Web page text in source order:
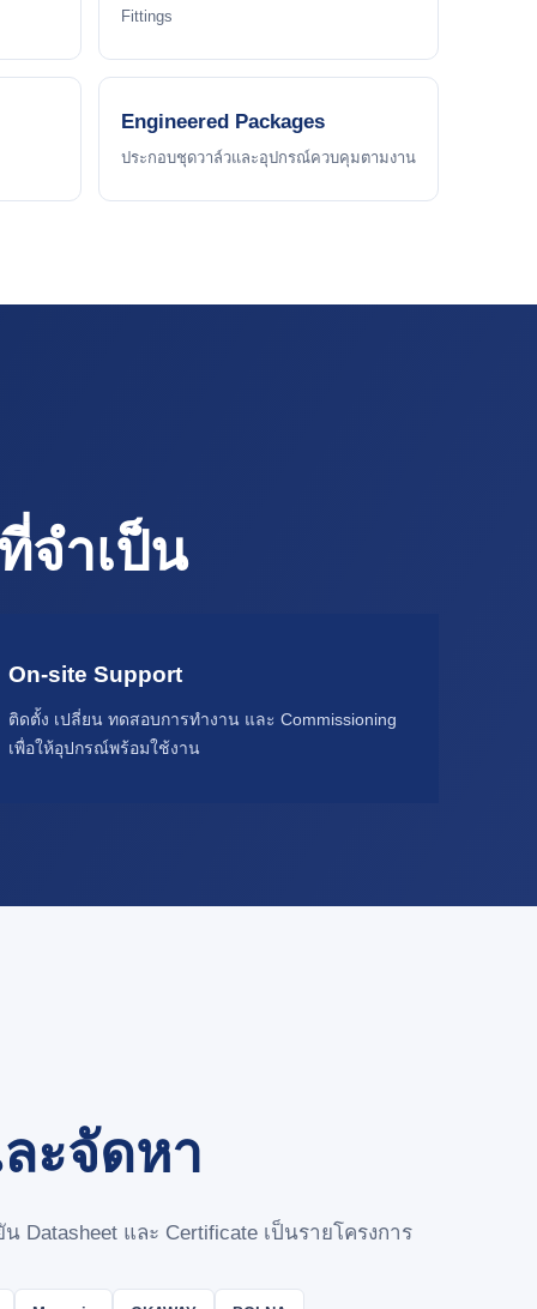
Fittings
Engineered Packages
ประกอบชุดวาล์วและอุปกรณ์ควบคุมตามงาน
จำเป็น
On-site Support
ติดตั้ง เปลี่ยน ทดสอบการทำงาน และ Commissioning
เพื่อให้อุปกรณ์พร้อมใช้งาน
ะจัดหา
และ Certificate เป็นรายโครงการ